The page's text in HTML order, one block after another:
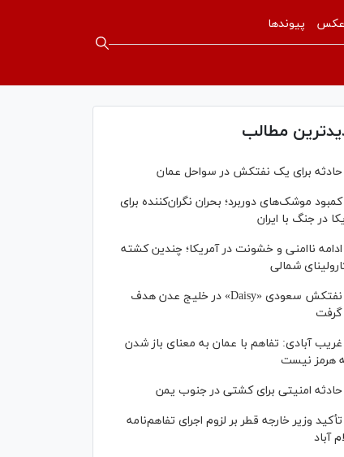
عکس پیوندها
مطالب
حادثه برای یک نفتکش در سواحل عمان
کمبود موشک‌های دوربرد؛ بحران نگران‌کننده برای
در جنگ با ایران
ادامه ناامنی و خشونت در آمریکا؛ چندین کشته
شمالی
نفتکش سعودی «Daisy» در خلیج عدن هدف
گرفت
غریب آبادی: تفاهم با عمان به معنای باز شدن
هرمز نیست
حادثه امنیتی برای کشتی در جنوب یمن
تأکید وزیر خارجه قطر بر لزوم اجرای تفاهم‌نامه
آباد